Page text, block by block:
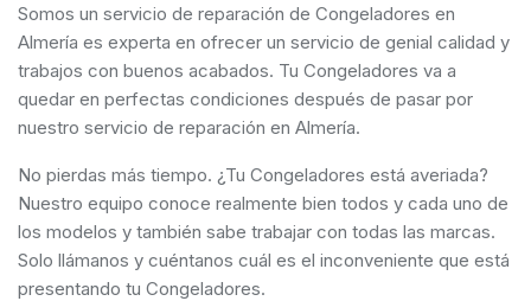
Somos un servicio de reparación de Congeladores en
Almería es experta en ofrecer un servicio de genial calidad y
trabajos con buenos acabados. Tu Congeladores va a
quedar en perfectas condiciones después de pasar por
nuestro servicio de reparación en Almería.
No pierdas más tiempo. ¿Tu Congeladores está averiada?
Nuestro equipo conoce realmente bien todos y cada uno de
los modelos y también sabe trabajar con todas las marcas.
Solo llámanos y cuéntanos cuál es el inconveniente que está
presentando tu Congeladores.